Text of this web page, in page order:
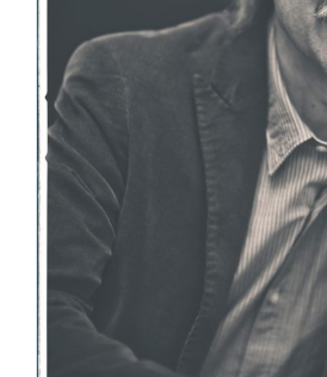
Giancarlo Baroni : I
di San Paolo / Les
San Paolo
Essais & Chroniques